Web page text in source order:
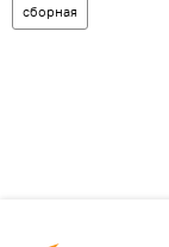
сборная